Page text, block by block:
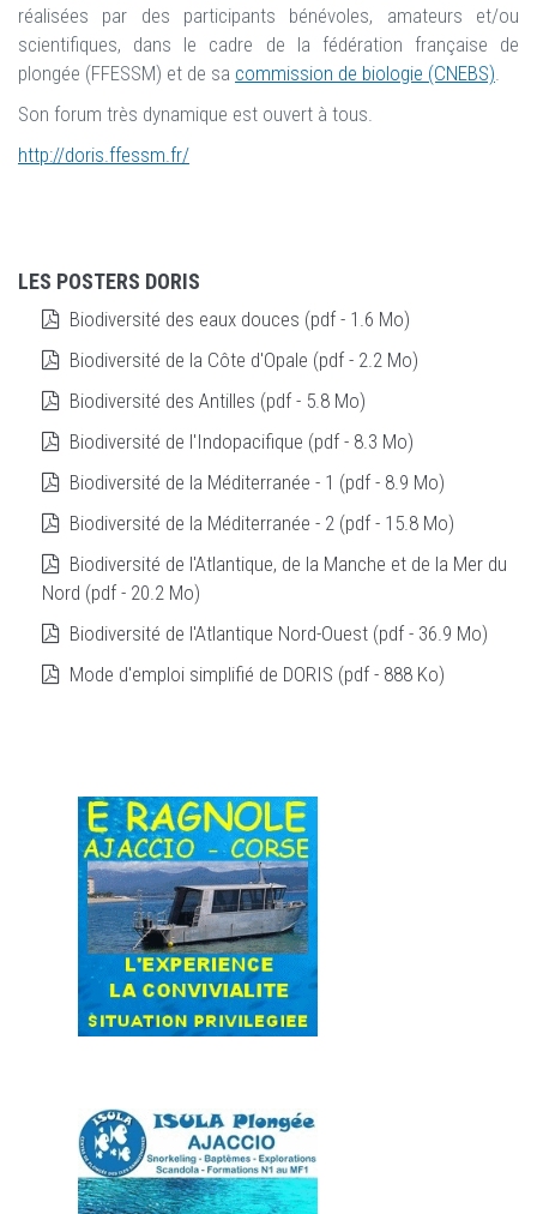
réalisées par des participants bénévoles, amateurs et/ou
scientifiques, dans le cadre de la fédération française de
plongée (FFESSM) et de sa commission de biologie (CNEBS).
Son forum très dynamique est ouvert à tous.
http://doris.ffessm.fr/
LES POSTERS DORIS
Biodiversité des eaux douces (pdf - 1.6 Mo)
Biodiversité de la Côte d'Opale (pdf - 2.2 Mo)
Biodiversité des Antilles (pdf - 5.8 Mo)
Biodiversité de l'Indopacifique (pdf - 8.3 Mo)
Biodiversité de la Méditerranée - 1 (pdf - 8.9 Mo)
Biodiversité de la Méditerranée - 2 (pdf - 15.8 Mo)
Biodiversité de l'Atlantique, de la Manche et de la Mer du
Nord (pdf - 20.2 Mo)
Biodiversité de l'Atlantique Nord-Ouest (pdf - 36.9 Mo)
Mode d'emploi simplifié de DORIS (pdf - 888 Ko)